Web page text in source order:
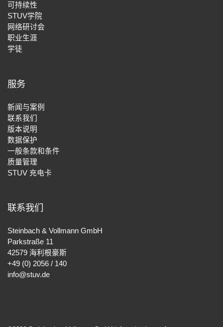
可持续性
STUV学院
网络研讨会
职业生涯
学徒
服务
新闻与案例
联系我们
版本说明
数据保护
一般条款和条件
质量管理
STUV 充电卡
联系我们
Steinbach & Vollmann GmbH
Parkstraße 11
42579 海利根豪斯
+49 (0) 2056 / 140
info@stuv.de